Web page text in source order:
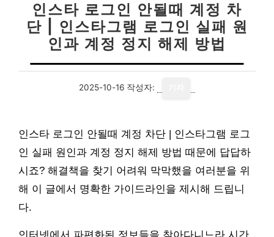
인스타 로그인 안될때 계정 차
단 | 인스타그램 로그인 실패 원
인과 계정 정지 해제 방법
2025-10-16 작성자:
인스타 로그인 안될때 계정 차단 | 인스타그램 로그
인 실패 원인과 계정 정지 해제 방법 때문에 답답하
시죠? 해결책을 찾기 어려워 막막했을 여러분을 위
해 이 글에서 명확한 가이드라인을 제시해 드립니
다.